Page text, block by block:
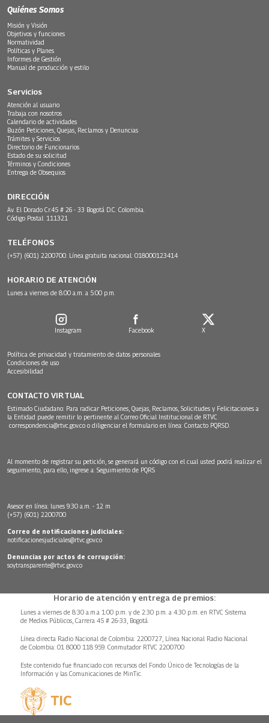
Quiénes Somos
Misión y Visión
Objetivos y funciones
Normatividad
Políticas y Planes
Informes de Gestión
Manual de producción y estilo
Servicios
Atención al usuario
Trabaja con nosotros
Calendario de actividades
Buzón Peticiones, Quejas, Reclamos y Denuncias
Trámites y Servicios
Directorio de Funcionarios
Estado de su solicitud
Términos y Condiciones
Entrega de Obsequios
DIRECCIÓN
Av. El Dorado Cr.45 # 26 - 33 Bogotá D.C. Colombia.
Código Postal: 111321
TELÉFONOS
(+57) (601) 2200700. Línea gratuita nacional: 018000123414
HORARIO DE ATENCIÓN
Lunes a viernes de 8:00 a.m. a 5:00 p.m.
Instagram Facebook X
Política de privacidad y tratamiento de datos personales
Condiciones de uso
Accesibilidad
CONTACTO VIRTUAL
Estimado Ciudadano: Para radicar Peticiones, Quejas, Reclamos, Solicitudes y Felicitaciones a
la Entidad puede remitir lo pertinente al Correo Oficial Institucional de RTVC
correspondencia@rtvc.gov.co o diligenciar el formulario en línea: Contacto PQRSD.
Al momento de registrar su petición, se generará un código con el cual usted podrá realizar el
seguimiento, para ello, ingrese a: Seguimiento de PQRS
Asesor en línea: lunes 9:30 a.m. - 12 m
(+57) (601) 2200700
Correo de notificaciones judiciales:
notificacionesjudiciales@rtvc.gov.co
Denuncias por actos de corrupción:
soytransparente@rtvc.gov.co
Horario de atención y entrega de premios:
Lunes a viernes de 8:30 a.m.a 1:00 p.m. y de 2:30 p.m. a 4:30 p.m. en RTVC Sistema
de Medios Públicos, Carrera 45 # 26-33, Bogotá.
Línea directa Radio Nacional de Colombia: 2200727, Línea Nacional Radio Nacional
de Colombia: 01 8000 118 959. Conmutador RTVC 2200700
Este contenido fue financiado con recursos del Fondo Único de Tecnologías de la
Información y las Comunicaciones de MinTic.